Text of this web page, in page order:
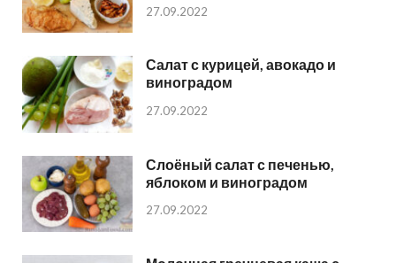
27.09.2022
Салат с курицей, авокадо и
виноградом
27.09.2022
Слоёный салат с печенью,
яблоком и виноградом
27.09.2022